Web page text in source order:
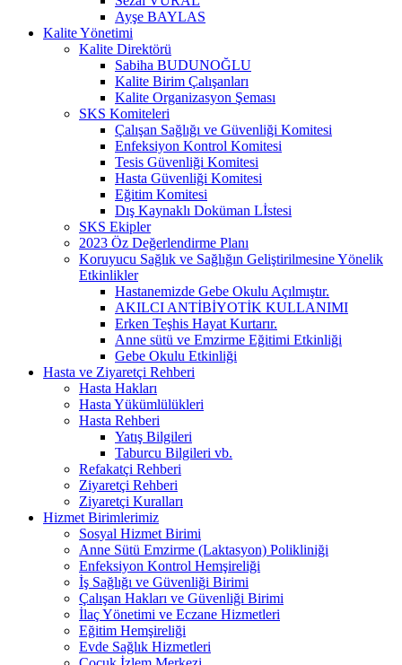
Ayşe BAYLAS
Kalite Yönetimi
Kalite Direktörü
Sabiha BUDUNOĞLU
Kalite Birim Çalışanları
Kalite Organizasyon Şeması
SKS Komiteleri
Çalışan Sağlığı ve Güvenliği Komitesi
Enfeksiyon Kontrol Komitesi
Tesis Güvenliği Komitesi
Hasta Güvenliği Komitesi
Eğitim Komitesi
Dış Kaynaklı Doküman Lİstesi
SKS Ekipler
2023 Öz Değerlendirme Planı
Koruyucu Sağlık ve Sağlığın Geliştirilmesine Yönelik
Etkinlikler
Hastanemizde Gebe Okulu Açılmıştır.
AKILCI ANTİBİYOTİK KULLANIMI
Erken Teşhis Hayat Kurtarır.
Anne sütü ve Emzirme Eğitimi Etkinliği
Gebe Okulu Etkinliği
Hasta ve Ziyaretçi Rehberi
Hasta Hakları
Hasta Yükümlülükleri
Hasta Rehberi
Yatış Bilgileri
Taburcu Bilgileri vb.
Refakatçi Rehberi
Ziyaretçi Rehberi
Ziyaretçi Kuralları
Hizmet Birimlerimiz
Sosyal Hizmet Birimi
Anne Sütü Emzirme (Laktasyon) Polikliniği
Enfeksiyon Kontrol Hemşireliği
İş Sağlığı ve Güvenliği Birimi
Çalışan Hakları ve Güvenliği Birimi
İlaç Yönetimi ve Eczane Hizmetleri
Eğitim Hemşireliği
Evde Sağlık Hizmetleri